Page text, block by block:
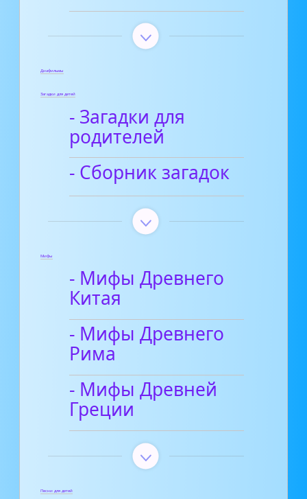
Диафильмы
Загадки для детей
- Загадки для
родителей
- Сборник загадок
Мифы
- Мифы Древнего
Китая
- Мифы Древнего
Рима
- Мифы Древней
Греции
Песни для детей